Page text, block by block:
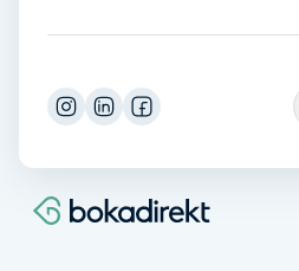
Huduppstramning
Hudvård
Hyaluronsyra
Hyperhidros